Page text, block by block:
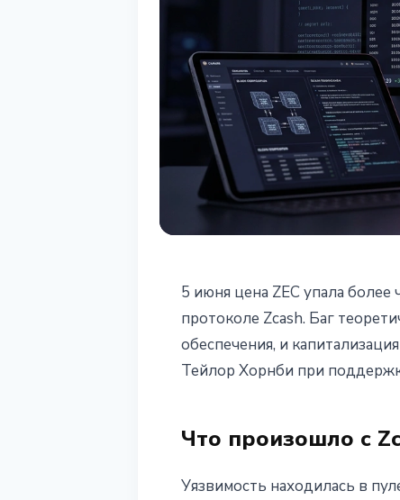
ZEC упал на
критическую
5 июня цена ZEC упала
протоколе Zcash. Баг
обеспечения, и
Тейлор Хорнби при
Что произошло с
Уязвимость находилась в